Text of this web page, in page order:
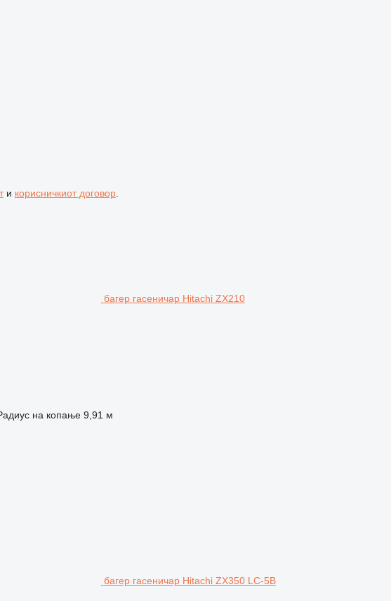
и корисничкиот договор.
багер гасеничар Hitachi ZX210
на копање 9,91 м
багер гасеничар Hitachi ZX350 LC-5B